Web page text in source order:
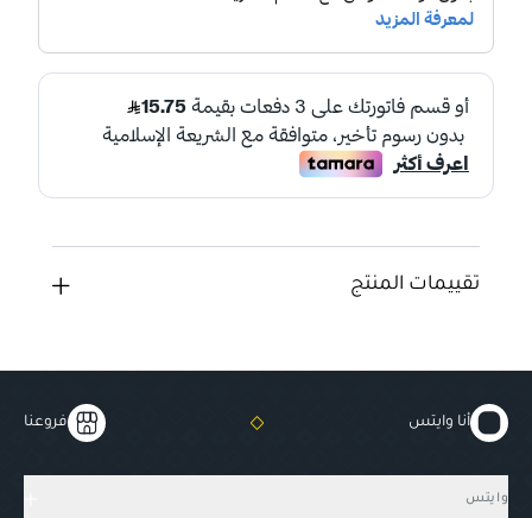
تقييمات المنتج
أنا وايتس فروعنا
وايتس